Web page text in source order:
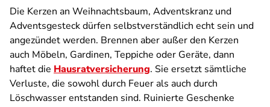
Die Kerzen an Weihnachtsbaum, Adventskranz und
Adventsgesteck dürfen selbstverständlich echt sein und
angezündet werden. Brennen aber außer den Kerzen
auch Möbeln, Gardinen, Teppiche oder Geräte, dann
haftet die Hausratversicherung. Sie ersetzt sämtliche
Verluste, die sowohl durch Feuer als auch durch
Löschwasser entstanden sind. Ruinierte Geschenke